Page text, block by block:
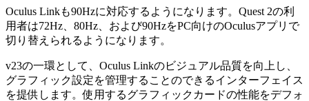
Oculus Linkも90Hzに対応するようになります。Quest 2の利
用者は72Hz、80Hz、および90HzをPC向けのOculusアプリで
切り替えられるようになります。
v23の一環として、Oculus Linkのビジュアル品質を向上し、
グラフィック設定を管理することのできるインターフェイス
を提供します。使用するグラフィックカードの性能をデフォ